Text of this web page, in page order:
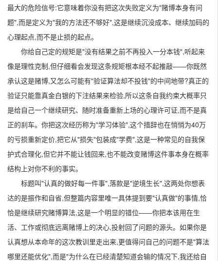
最大的危险信号:它意味着你没有把这次失败定义为"赌博本身有问
题",而是定义为"我的方法还不够好",这是继续沉没成本、继续加码的
心理起点,而不是止损的起点。
你给自己定的规矩是"没有结果之前不再投入一分本钱",听起来
像是理性克制,但仔细看会发现这条规矩根本经不起推敲——你既然
承认这是赌博,又怎么可能有"验证算法却不投钱"的中间地带?真正的
验证只能靠真金白银的下注结果来检验,所以这条自我约束大概率只
是给自己一个继续研究、随时准备重新上场的心理许可证,而不是真
正的刹车。你把这次经历称为"学习体验",这个措辞也在悄悄为40万
的亏损重新定价,把它从"损失"包装成"学费",这是一种常见的自我保
护式合理化,但它并不能让钱回来,也不能改变赌博这件事本身在概率
结构上对你不利的事实。
标题叫"认真的做好每一件事",落款是"逆境生长",这两处你想表
达的是振作和自省,但整篇内容里唯一具体提到要"认真做"的事情,恰
恰是继续研究赌博算法,这是一个明显的错位——你把本该用在生
活、工作或彻底远离赌博上的决心,投射回了问题的源头。如果你是
认真想从本命年的这次教训里走出来,更值得问自己的问题不是"算法
哪里还能优化",而是"为什么在已经清楚知道会输的情况下,我还给自